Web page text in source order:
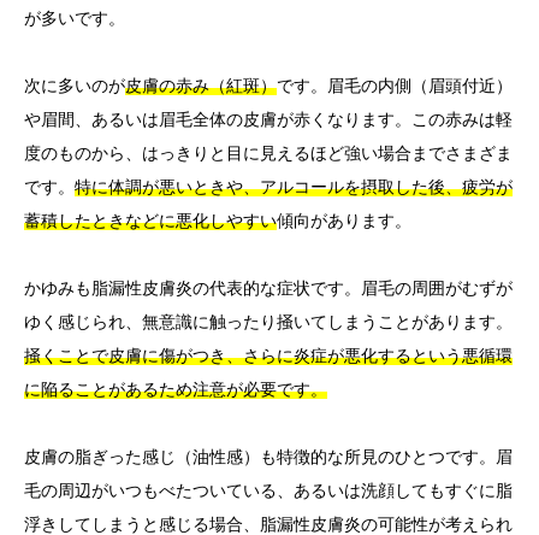
が多いです。
次に多いのが皮膚の赤み（紅斑）です。眉毛の内側（眉頭付近）
や眉間、あるいは眉毛全体の皮膚が赤くなります。この赤みは軽
度のものから、はっきりと目に見えるほど強い場合までさまざま
です。 特に体調が悪いときや、アルコールを摂取した後、疲労が
蓄積したときなどに悪化しやすい傾向があります。
かゆみも脂漏性皮膚炎の代表的な症状です。眉毛の周囲がむずが
ゆく感じられ、無意識に触ったり掻いてしまうことがあります。
掻くことで皮膚に傷がつき、さらに炎症が悪化するという悪循環
に陥ることがあるため注意が必要です。
皮膚の脂ぎった感じ（油性感）も特徴的な所見のひとつです。眉
毛の周辺がいつもべたついている、あるいは洗顔してもすぐに脂
浮きしてしまうと感じる場合、脂漏性皮膚炎の可能性が考えられ